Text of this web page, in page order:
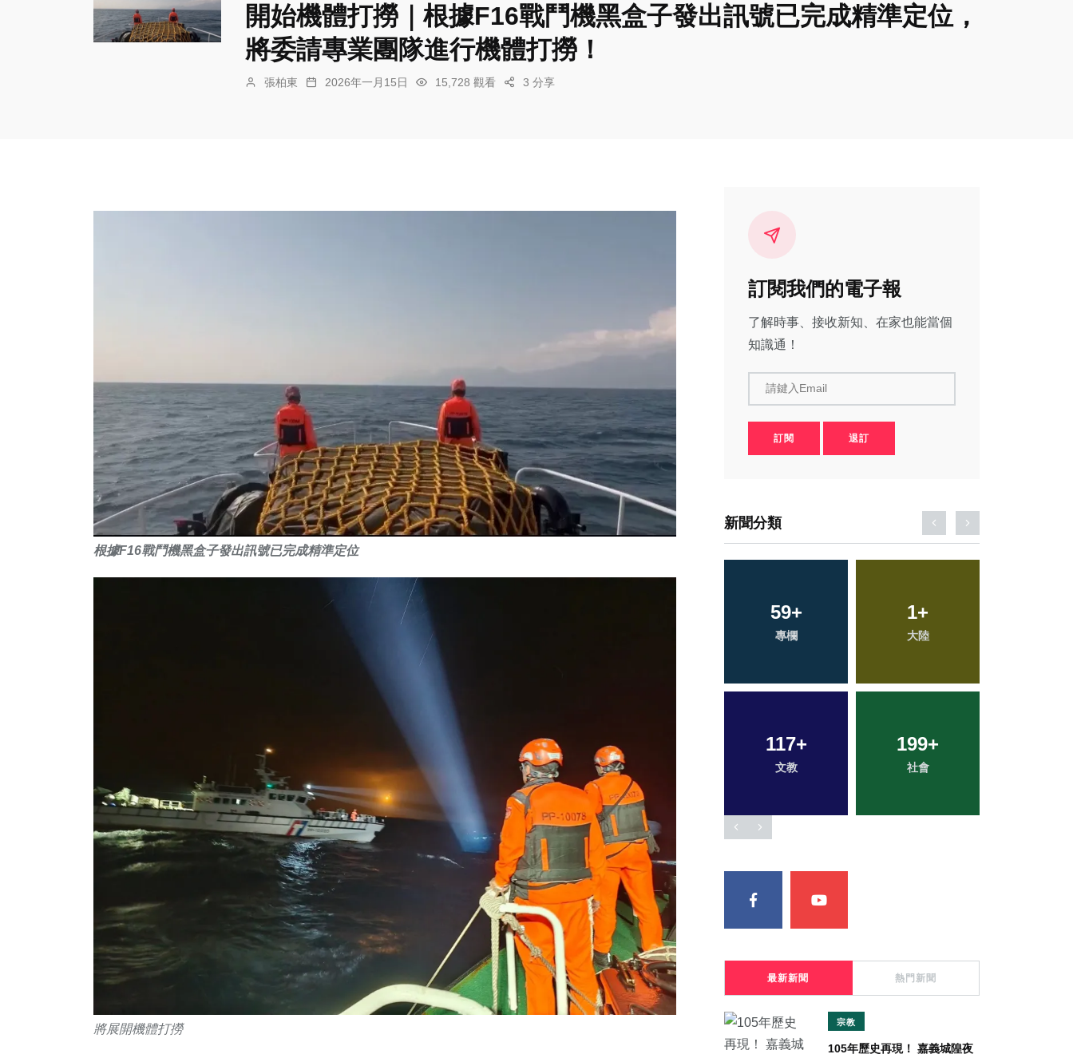
開始機體打撈｜根據F16戰鬥機黑盒子發出訊號已完成精準定位，
將委請專業團隊進行機體打撈！
張柏東 2026年一月15日 15,728 觀看 3 分享
根據F16戰鬥機黑盒子發出訊號已完成精準定位
將展開機體打撈
訂閱我們的電子報
了解時事、接收新知、在家也能當個
知識通！
請鍵入Email
訂閱 退訂
新聞分類
26
33
59+
專欄
1+
大陸
117+
文教
199+
社會
17+
科技新知
364
綜合新聞
37+
農業
106+
健康
最新新聞 熱門新聞
宗教
105年歷史再現！ 嘉義城隍夜